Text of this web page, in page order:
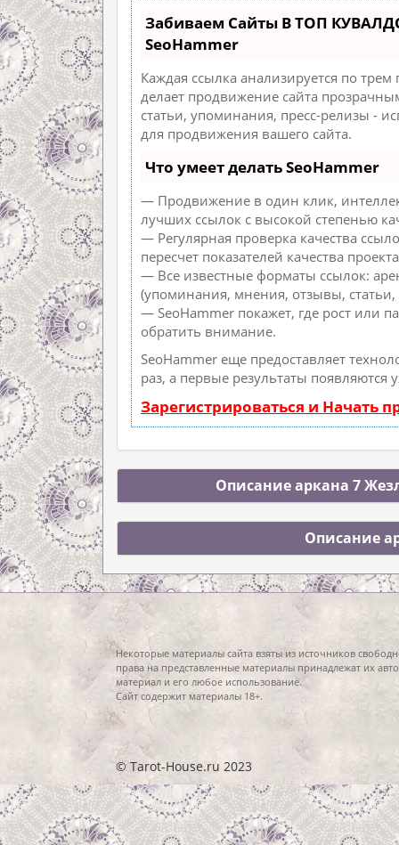
Забиваем Сайты В ТОП
SeoHammer
Каждая ссылка анализируется по
делает продвижение сайта
статьи, упоминания, пресс-релизы -
для продвижения вашего сайта.
Что умеет делать SeoHammer
— Продвижение в один клик,
лучших ссылок с высокой степенью
— Регулярная проверка качества
пересчет показателей качества
— Все известные форматы ссылок:
(упоминания, мнения, отзывы, статьи,
— SeoHammer покажет, где рост или
обратить внимание.
SeoHammer еще предоставляет
раз, а первые результаты
Зарегистрироваться и Начать
Описание аркана 7
Описание
Некоторые материалы сайта взяты из источников
права на представленные материалы принадлежат их
материал и его любое использование.
Сайт содержит материалы 18+.
© Tarot-House.ru 2023